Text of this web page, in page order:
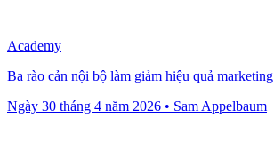
Academy
Ba rào cản nội bộ làm giảm hiệu quả marketing
Ngày 30 tháng 4 năm 2026 • Sam Appelbaum